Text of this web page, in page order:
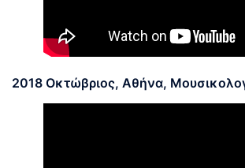
2018 Οκτώβριος, Αθήνα,